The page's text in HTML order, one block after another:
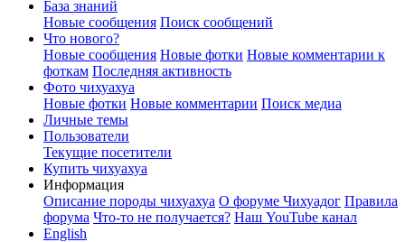
База знаний
Новые сообщения Поиск сообщений
Что нового?
Новые сообщения Новые фотки Новые комментарии к
фоткам Последняя активность
Фото чихуахуа
Новые фотки Новые комментарии Поиск медиа
Личные темы
Пользователи
Текущие посетители
Купить чихуахуа
Информация
Описание породы чихуахуа О форуме Чихуадог Правила
форума Что-то не получается? Наш YouTube канал
English